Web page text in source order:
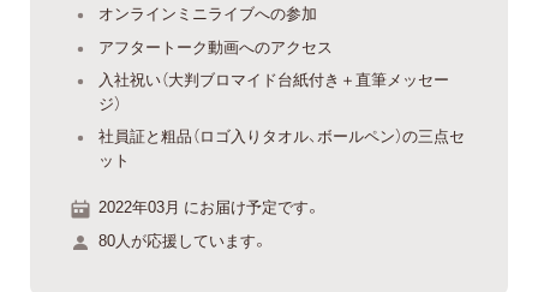
オンラインミニライブへの参加
アフタートーク動画へのアクセス
入社祝い（大判ブロマイド台紙付き＋直筆メッセー
ジ）
社員証と粗品（ロゴ入りタオル、ボールペン）の三点セ
ット
2022年03月 にお届け予定です。
80人が応援しています。